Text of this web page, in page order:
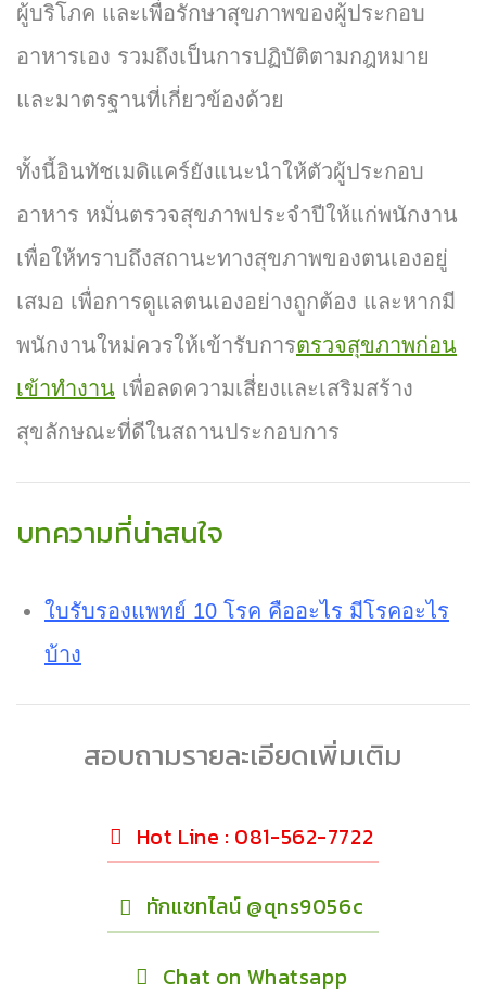
ผู้บริโภค และเพื่อรักษาสุขภาพของผู้ประกอบ
อาหารเอง รวมถึงเป็นการปฏิบัติตามกฎหมาย
และมาตรฐานที่เกี่ยวข้องด้วย
ทั้งนี้อินทัชเมดิแคร์ยังแนะนำให้ตัวผู้ประกอบ
อาหาร หมั่นตรวจสุขภาพประจำปีให้แก่พนักงาน
เพื่อให้ทราบถึงสถานะทางสุขภาพของตนเองอยู่
เสมอ เพื่อการดูแลตนเองอย่างถูกต้อง และหากมี
พนักงานใหม่ควรให้เข้ารับการตรวจสุขภาพก่อน
เข้าทำงาน เพื่อลดความเสี่ยงและเสริมสร้าง
สุขลักษณะที่ดีในสถานประกอบการ
บทความที่น่าสนใจ
ใบรับรองแพทย์ 10 โรค คืออะไร มีโรคอะไร
บ้าง
สอบถามรายละเอียดเพิ่มเติม
Hot Line : 081-562-7722
ทักแชทไลน์ @qns9056c
Chat on Whatsapp